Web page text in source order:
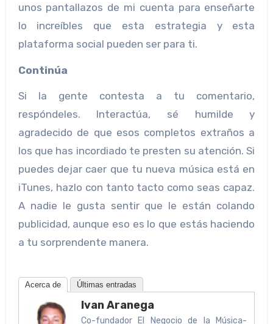
unos pantallazos de mi cuenta para enseñarte
lo increíbles que esta estrategia y esta
plataforma social pueden ser para ti.
Continúa
Si la gente contesta a tu comentario,
respóndeles. Interactúa, sé humilde y
agradecido de que esos completos extraños a
los que has incordiado te presten su atención. Si
puedes dejar caer que tu nueva música está en
iTunes, hazlo con tanto tacto como seas capaz.
A nadie le gusta sentir que le están colando
publicidad, aunque eso es lo que estás haciendo
a tu sorprendente manera.
Acerca de Últimas entradas
Ivan Aranega
Co-fundador El Negocio de la Música-